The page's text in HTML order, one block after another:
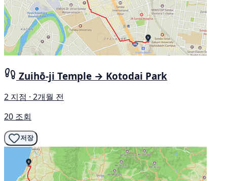
Zuihō-ji Temple → Kotodai Park
2 지점 · 2개월 전
20 조회
저장